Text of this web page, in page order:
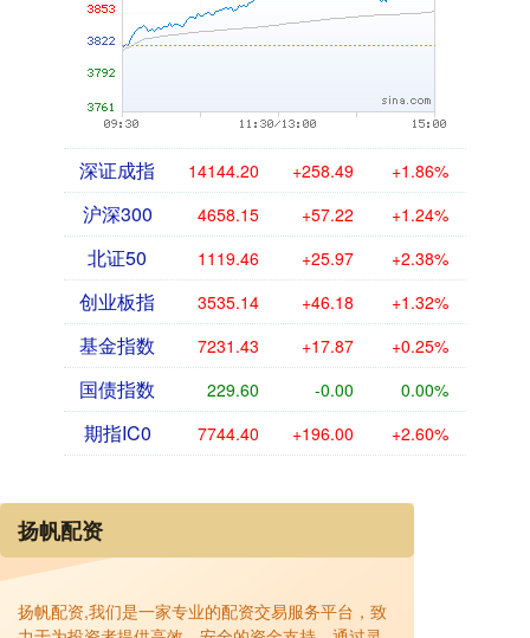
深证成指 14144.20 +258.49 +1.86%
沪深300 4658.15 +57.22 +1.24%
北证50 1119.46 +25.97 +2.38%
创业板指 3535.14 +46.18 +1.32%
基金指数 7231.43 +17.87 +0.25%
国债指数 229.60 -0.00 0.00%
期指IC0 7744.40 +196.00 +2.60%
扬帆配资
扬帆配资,我们是一家专业的配资交易服务平台，致